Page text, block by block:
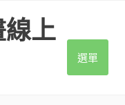
上
選單